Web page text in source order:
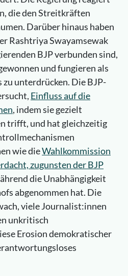
die den Streitkräften
Darüber hinaus haben
Rashtriya Swayamsewak
BJP verbunden sind,
und fungieren als
unterdrücken. Die BJP-
Einfluss auf die
, indem sie gezielt
trifft, und hat gleichzeitig
wie dieWahlkommission
zugunsten der BJP
die Unabhängigkeit
abgenommen hat. Die
viele Journalist:innen
unkritisch
Erosion demokratischer